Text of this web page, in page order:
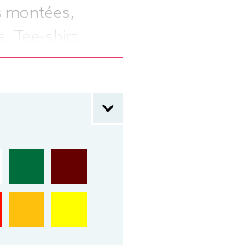
montées,
Tee-shirt,